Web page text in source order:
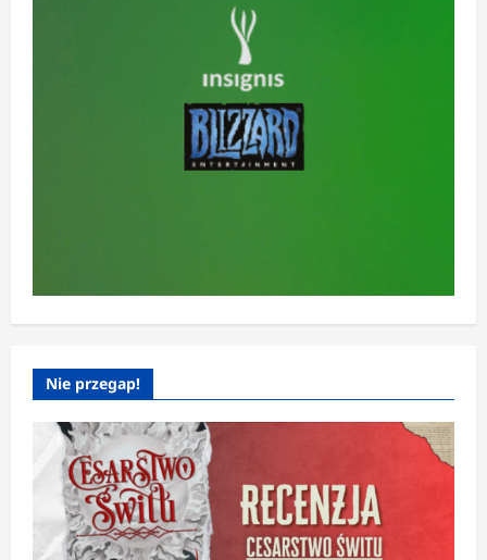
Nie przegap!